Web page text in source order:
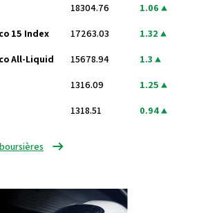
18304.76 1.06
15 Index 17263.03 1.32
All-Liquid 15678.94 1.3
1316.09 1.25
1318.51 0.94